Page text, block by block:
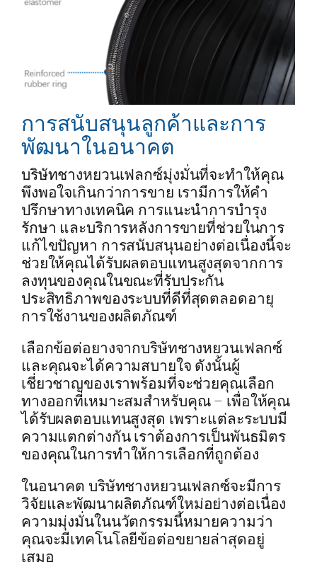
การสนับสนุนลูกค้าและการ
พัฒนาในอนาคต
บริษัทชางหยวนเฟลกซ์มุ่งมั่นที่จะทำให้คุณ
พึงพอใจเกินกว่าการขาย เรามีการให้คำ
ปรึกษาทางเทคนิค การแนะนำการบำรุง
รักษา และบริการหลังการขายที่ช่วยในการ
แก้ไขปัญหา การสนับสนุนอย่างต่อเนื่องนี้จะ
ช่วยให้คุณได้รับผลตอบแทนสูงสุดจากการ
ลงทุนของคุณในขณะที่รับประกัน
ประสิทธิภาพของระบบที่ดีที่สุดตลอดอายุ
การใช้งานของผลิตภัณฑ์
เลือกข้อต่อยางจากบริษัทชางหยวนเฟลกซ์
และคุณจะได้ความสบายใจ ดังนั้นผู้
เชี่ยวชาญของเราพร้อมที่จะช่วยคุณเลือก
ทางออกที่เหมาะสมสำหรับคุณ – เพื่อให้คุณ
ได้รับผลตอบแทนสูงสุด เพราะแต่ละระบบมี
ความแตกต่างกัน เราต้องการเป็นพันธมิตร
ของคุณในการทำให้การเลือกที่ถูกต้อง
ในอนาคต บริษัทชางหยวนเฟลกซ์จะมีการ
วิจัยและพัฒนาผลิตภัณฑ์ใหม่อย่างต่อเนื่อง
ความมุ่งมั่นในนวัตกรรมนี้หมายความว่า
คุณจะมีเทคโนโลยีข้อต่อขยายล่าสุดอยู่
เสมอ